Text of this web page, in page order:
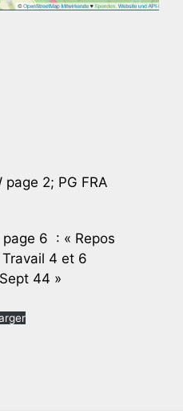
2; PG FRA
page 6 : « Repos
4 et 6
44 »